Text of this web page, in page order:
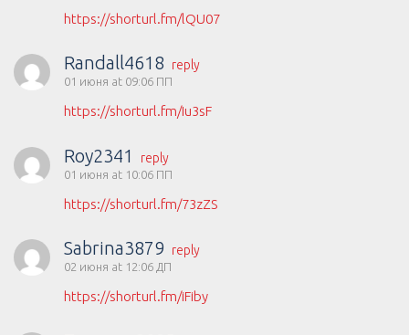
https://shorturl.fm/lQU07
Randall4618 reply
01 июня at 09:06 ПП
https://shorturl.fm/Iu3sF
Roy2341 reply
01 июня at 10:06 ПП
https://shorturl.fm/73zZS
Sabrina3879 reply
02 июня at 12:06 ДП
https://shorturl.fm/iFiby